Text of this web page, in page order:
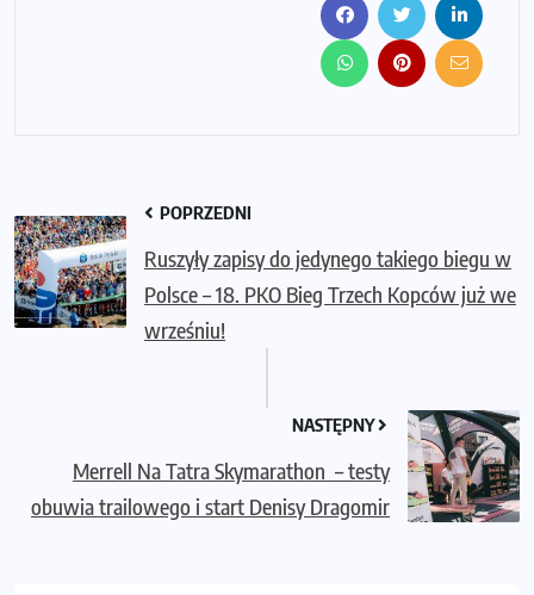
POPRZEDNI
Ruszyły zapisy do jedynego takiego biegu w
Polsce – 18. PKO Bieg Trzech Kopców już we
wrześniu!
NASTĘPNY
Merrell Na Tatra Skymarathon – testy
obuwia trailowego i start Denisy Dragomir